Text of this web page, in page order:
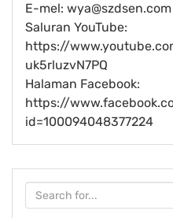
E-mel: wya@szdsen.com
Saluran YouTube:
https://
uk5rluzvN7PQ
Halaman Facebook:
https://
id=100094048377224